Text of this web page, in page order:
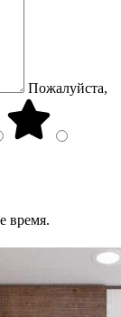
Пожалуйста,
время.